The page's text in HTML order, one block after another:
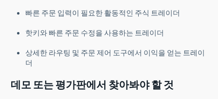
빠른 주문 입력이 필요한 활동적인 주식 트레이더
핫키와 빠른 주문 수정을 사용하는 트레이더
상세한 라우팅 및 주문 제어 도구에서 이익을 얻는 트레이
더
데모 또는 평가판에서 찾아봐야 할 것